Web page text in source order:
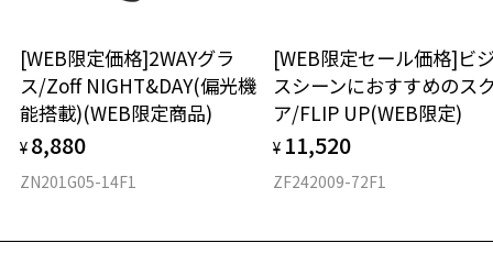
材質
フロント素材：アセテート
[WEB限定価格]2WAYグラ
ス/Zoff NIGHT&DAY(偏光機
能搭載)(WEB限定商品)
¥ 8,880
ZN201G05-14F1
[WEB限定セール価格]ビ
スシーンにおすすめのス
ア/FLIP UP(WEB限定)
¥ 11,520
ZF242009-72F1